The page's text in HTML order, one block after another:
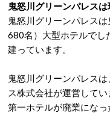
鬼怒川グリーンパレス
鬼怒川グリーンパレス
680名）大型ホテルでし
建っています。
鬼怒川グリーンパレス
ス株式会社が運営して
第一ホテルが廃業にな